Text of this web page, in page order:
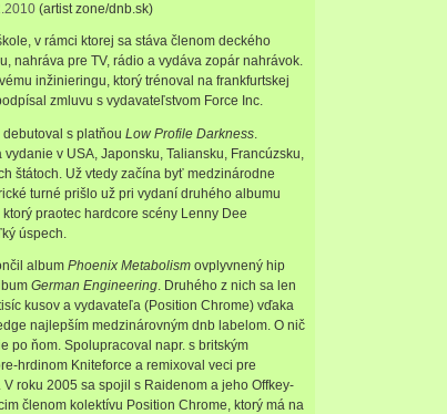
(artist zone/dnb.sk)
v rámci ktorej sa stáva členom deckého
nahráva pre TV, rádio a vydáva zopár nahrávok.
inžinieringu, ktorý trénoval na frankfurtskej
zmluvu s vydavateľstvom Force Inc.
s platňou Low Profile Darkness
v USA, Japonsku, Taliansku, Francúzsku,
štátoch. Už vtedy začína byť medzinárodne
turné prišlo už pri vydaní druhého albumu
praotec hardcore scény Lenny Dee
úspech.
album Phoenix Metabolism ovplyvnený hip
German Engineering . Druhého z nich sa len
kusov a vydavateľa (Position Chrome) vďaka
najlepším medzinárovným dnb labelom. O nič
po ňom. Spolupracoval napr. s britským
hrdinom Kniteforce a remixoval veci pre
roku 2005 sa spojil s Raidenom a jeho Offkey-
členom kolektívu Position Chrome, ktorý má na